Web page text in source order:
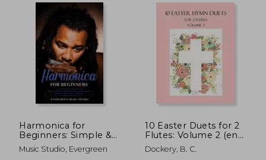
40% 40%
Harmonica for
Beginners: Simple &
Effective Techniques
of Playing High-
Music Studio, Evergreen
10 Easter Duets for 2
Flutes: Volume 2 (en
Inglés)
Dockery, B. C.